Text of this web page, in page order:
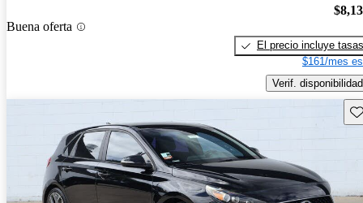
Buena oferta
El precio incluye tasas
$161/mes
Verif. disponibilidad